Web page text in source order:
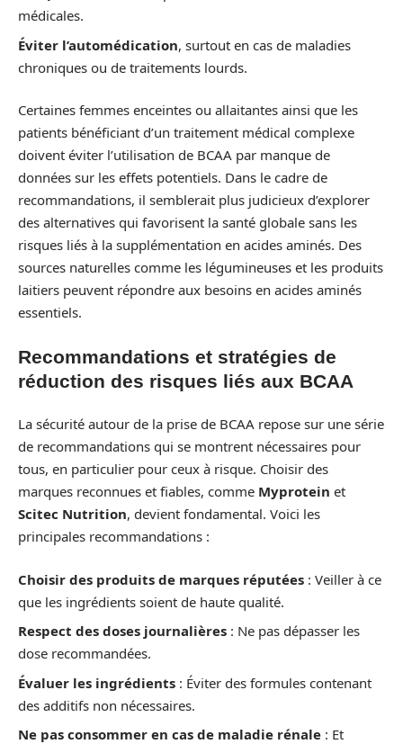
médicales.
Éviter l’automédication, surtout en cas de maladies
chroniques ou de traitements lourds.
Certaines femmes enceintes ou allaitantes ainsi que les
patients bénéficiant d’un traitement médical complexe
doivent éviter l’utilisation de BCAA par manque de
données sur les effets potentiels. Dans le cadre de
recommandations, il semblerait plus judicieux d’explorer
des alternatives qui favorisent la santé globale sans les
risques liés à la supplémentation en acides aminés. Des
sources naturelles comme les légumineuses et les produits
laitiers peuvent répondre aux besoins en acides aminés
essentiels.
Recommandations et stratégies de
réduction des risques liés aux BCAA
La sécurité autour de la prise de BCAA repose sur une série
de recommandations qui se montrent nécessaires pour
tous, en particulier pour ceux à risque. Choisir des
marques reconnues et fiables, comme Myprotein et
Scitec Nutrition, devient fondamental. Voici les
principales recommandations :
Choisir des produits de marques réputées : Veiller à ce
que les ingrédients soient de haute qualité.
Respect des doses journalières : Ne pas dépasser les
dose recommandées.
Évaluer les ingrédients : Éviter des formules contenant
des additifs non nécessaires.
Ne pas consommer en cas de maladie rénale : Et